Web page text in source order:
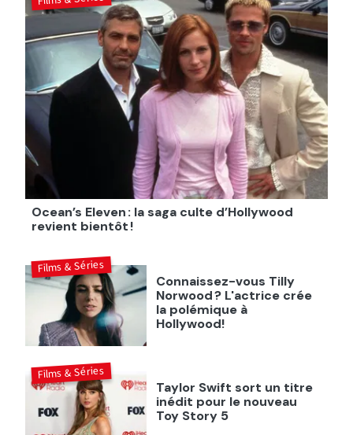
Ocean’s Eleven : la saga culte d’Hollywood
revient bientôt !
Connaissez-vous Tilly
Norwood ? L'actrice crée
la polémique à
Hollywood!
Films & Séries
Taylor Swift sort un titre
inédit pour le nouveau
Toy Story 5
Films & Séries